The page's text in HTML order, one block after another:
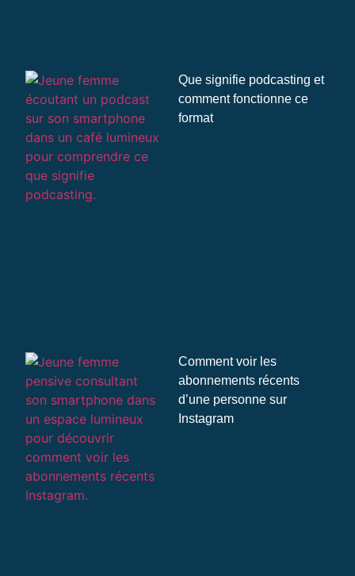
Que signifie podcasting et
comment fonctionne ce
format
Comment voir les
abonnements récents
d’une personne sur
Instagram